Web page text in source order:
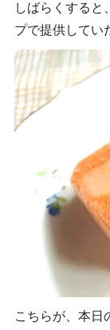
しばらくすると
プで提供してい
こちらが、本日